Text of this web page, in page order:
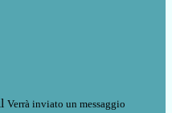
Verrà inviato un messaggio